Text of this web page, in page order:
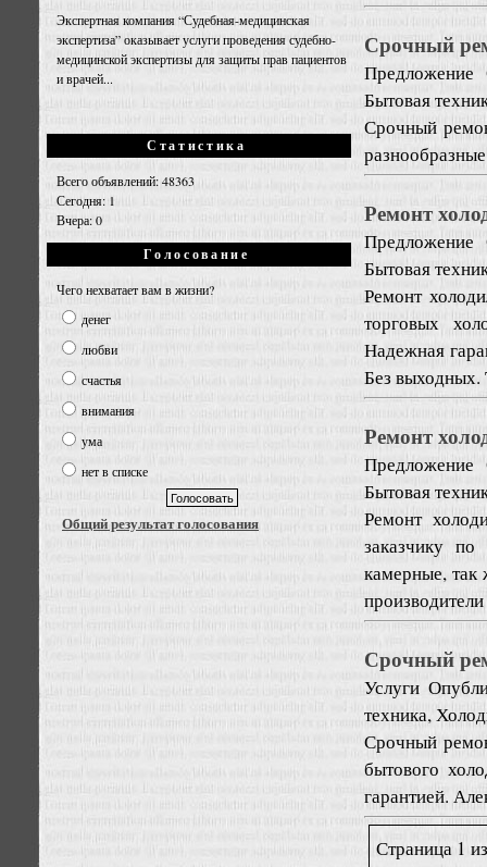
Экспертная компания “Судебная-медицинская
экспертиза” оказывает услуги проведения судебно-
медицинской экспертизы для защиты прав пациентов
и врачей...
Статистика
Всего объявлений: 48363
Сегодня: 1
Вчера: 0
Голосование
Чего нехватает вам в жизни?
денег
любви
счастья
внимания
ума
нет в списке
Общий результат голосования
Срочный
Предложение
Бытовая
Срочный
Ремонт
Предложение
Бытовая
Ремонт
торговых
Надежная
Без выходных.
Ремонт
Предложение
Бытовая
Ремонт
заказчику
камерные,
Срочный
Услуги
техника,
Срочный
бытового
гарантией.
Страница 1